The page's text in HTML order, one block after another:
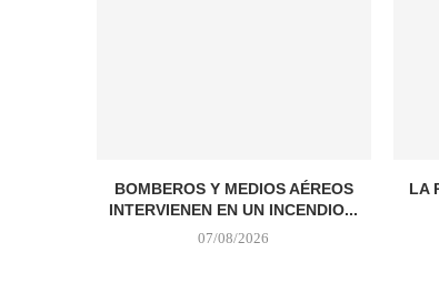
BOMBEROS Y MEDIOS AÉREOS
INTERVIENEN EN UN INCENDIO...
07/08/2026
LA